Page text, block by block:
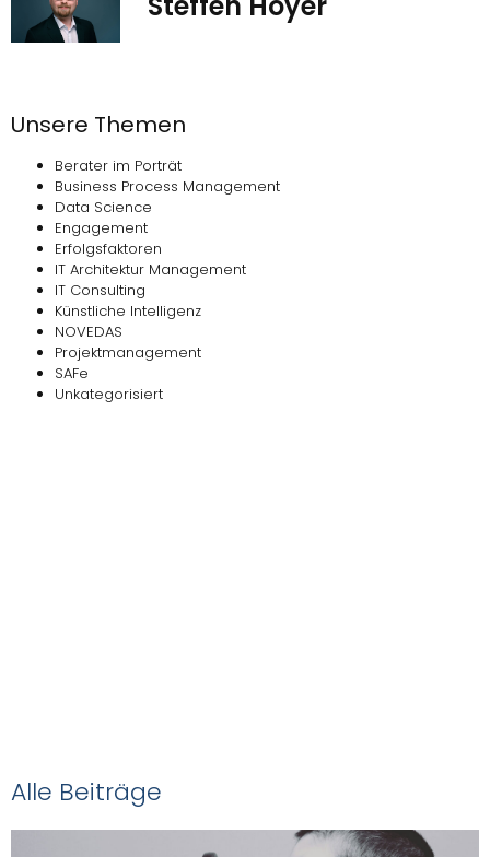
Unsere Themen
Berater im Porträt
Business Process Management
Data Science
Engagement
Erfolgsfaktoren
IT Architektur Management
IT Consulting
Künstliche Intelligenz
NOVEDAS
Projektmanagement
SAFe
Unkategorisiert
Alle Beiträge